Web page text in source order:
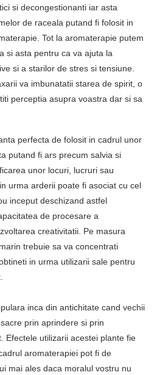
si decongestionanti iar asta
de raceala putand fi folosit in
Tot la aromaterapie putem
si asta pentru ca va ajuta la
si a starilor de stres si tensiune.
va imbunatatii starea de spirit, o
perceptia asupra voastra dar si sa
perfecta de folosit in cadrul unor
putand fi ars precum salvia si
unor locuri, lucruri sau
urma arderii poate fi asociat cu cel
inceput deschizand astfel
de procesare a
creativitatii. Pe masura
trebuie sa va concentrati
in urma utilizarii sale pentru
inca din antichitate cand vechii
prin aprindere si prin
Efectele utilizarii acestei plante fie
aromaterapiei pot fi de
mai ales daca moralul vostru nu